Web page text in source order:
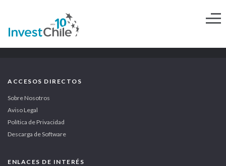
ACCESOS DIRECTOS
Sobre Nosotros
Aviso Legal
Política de Privacidad
Descarga de Software
ENLACES DE INTERÉS